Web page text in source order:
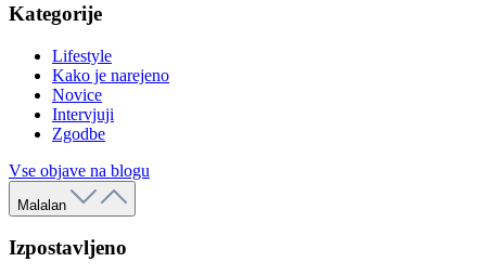
Kategorije
Lifestyle
Kako je narejeno
Novice
Intervjuji
Zgodbe
Vse objave na blogu
Malalan
Izpostavljeno